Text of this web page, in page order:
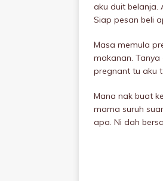
aku duit belanja.
Siap pesan beli
Masa memula
makanan.
pregnant tu aku
Mana nak buat
mama suruh
apa. Ni dah